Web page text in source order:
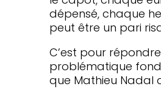
dépensé, chaque
peut être un pari
C’est pour
problématique
que Mathieu Nadal